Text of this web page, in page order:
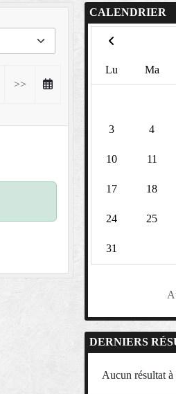
>>
CALENDRIER
Lu Ma
3 4
10 11
17 18
24 25
31
DERNIERS
Aucun résultat à